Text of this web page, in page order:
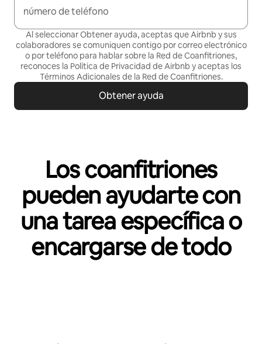
número de teléfono
Al seleccionar Obtener ayuda, aceptas que Airbnb y sus
colaboradores se comuniquen contigo por correo electrónico
o por teléfono para hablar sobre la Red de Coanfitriones,
reconoces la Política de Privacidad de Airbnb y aceptas los
Términos Adicionales de la Red de Coanfitriones.
Obtener ayuda
Los coanfitriones
pueden ayudarte con
una tarea específica o
encargarse de todo